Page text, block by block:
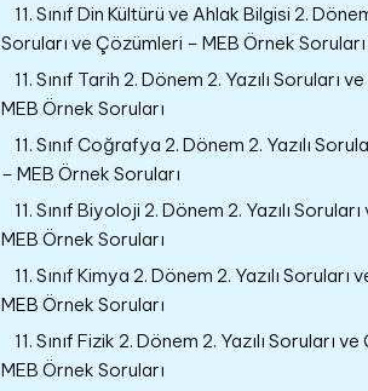
11. Sınıf Din Kültürü ve Ahlak Bilgisi 2.
Soruları ve Çözümleri – MEB Örnek Soruları
11. Sınıf Tarih 2. Dönem 2. Yazılı Soruları
MEB Örnek Soruları
11. Sınıf Coğrafya 2. Dönem 2. Yazılı
– MEB Örnek Soruları
11. Sınıf Biyoloji 2. Dönem 2. Yazılı
MEB Örnek Soruları
11. Sınıf Kimya 2. Dönem 2. Yazılı
MEB Örnek Soruları
11. Sınıf Fizik 2. Dönem 2. Yazılı Soruları
MEB Örnek Soruları